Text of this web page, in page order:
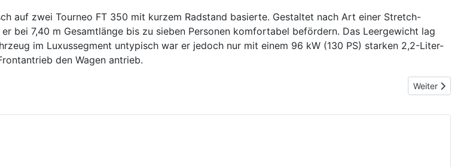
auf zwei Tourneo FT 350 mit kurzem Radstand basierte. Gestaltet nach Art einer Stretch-
bei 7,40 m Gesamtlänge bis zu sieben Personen komfortabel befördern. Das Leergewicht lag
im Luxussegment untypisch war er jedoch nur mit einem 96 kW (130 PS) starken 2,2-Liter-
den Wagen antrieb.
Nächster
Weiter